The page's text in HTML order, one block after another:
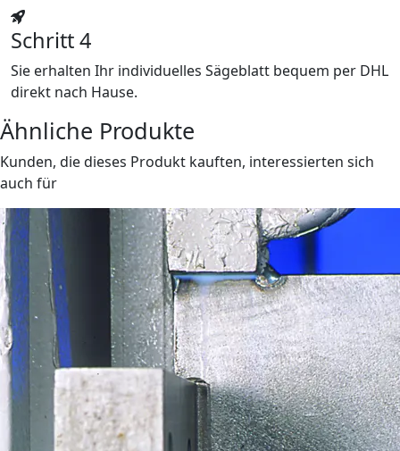
Schritt 4
Sie erhalten Ihr individuelles Sägeblatt bequem per DHL
direkt nach Hause.
Ähnliche Produkte
Kunden, die dieses Produkt kauften, interessierten sich
auch für